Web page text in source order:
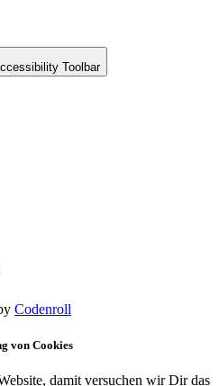
Toolbar
Codenroll
von Cookies
damit versuchen wir Dir das